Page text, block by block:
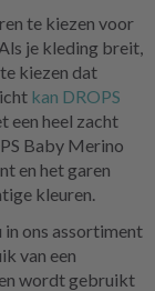
te kiezen voor
je kleding breit,
kiezen dat
kan DROPS
een heel zacht
Baby Merino
en het garen
kleuren.
ons assortiment
van een
wordt gebruikt